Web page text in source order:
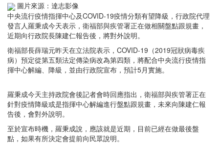
圖片來源：達志影像
中央流行疫情指揮中心及COVID-19疫情分類有望降級，行政院代理
發言人羅秉成今天表示，衛福部與疾管署正在做相關盤點跟規畫，
近期向行政院長陳建仁報告後，將對外說明。
衛福部長薛瑞元昨天在立法院表示，COVID-19（2019冠狀病毒疾
病）預定從第五類法定傳染病改為第四類，將配合中央流行疫情指
揮中心解編、降級，並由行政院宣布，預計5月實施。
羅秉成今天主持政院會後記者會時回應指出，衛福部與疾管署正在
針對疫情降級或是指揮中心解編進行盤點跟規畫，未來向陳建仁報
告後，會對外說明。
至於宣布時機，羅秉成說，應該就是近期，目前已經在做最後盤
點，如果有所決定會提前向民眾說明。